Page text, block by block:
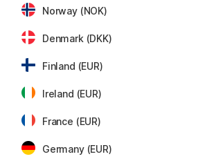
600 Kuglepen Rød
Norway (NOK)
Denmark (DKK)
Finland (EUR)
Ireland (EUR)
France (EUR)
Germany (EUR)